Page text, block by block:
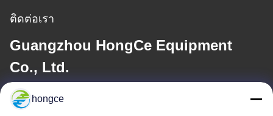
ติดต่อเรา
Guangzhou HongCe Equipment
Co., Ltd.
อีเมล hongce